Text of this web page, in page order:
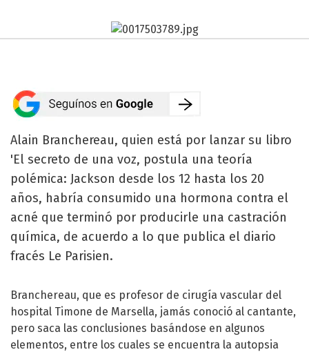
Alain Branchereau, quien está por lanzar su libro
'El secreto de una voz, postula una teoría
polémica: Jackson desde los 12 hasta los 20
años, habría consumido una hormona contra el
acné que terminó por producirle una castración
química, de acuerdo a lo que publica el diario
fracés Le Parisien.
Branchereau, que es profesor de cirugía vascular del
hospital Timone de Marsella, jamás conoció al cantante,
pero saca las conclusiones basándose en algunos
elementos, entre los cuales se encuentra la autopsia